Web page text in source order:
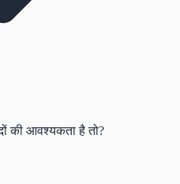
की आवश्यकता है तो?